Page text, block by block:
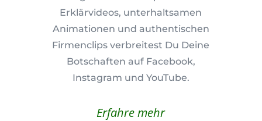
Erklärvideos, unterhaltsamen
Animationen und authentischen
Firmenclips verbreitest Du Deine
Botschaften auf Facebook,
Instagram und YouTube.
Erfahre mehr